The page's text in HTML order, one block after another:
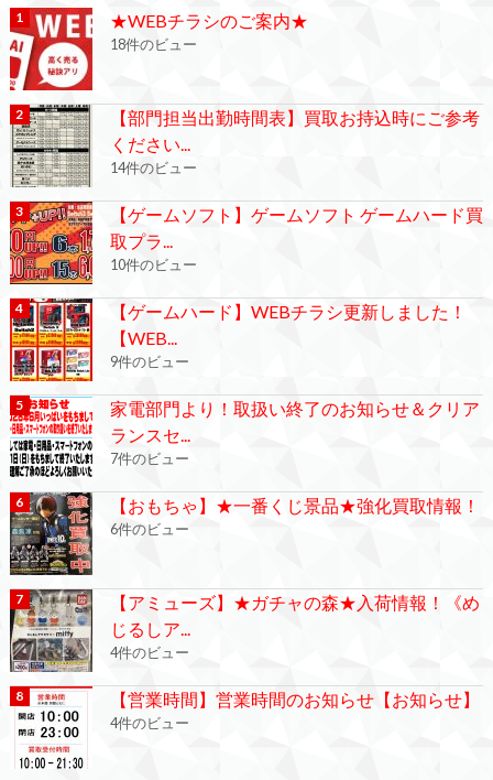
★WEBチラシのご案内★
18件のビュー
【部門担当出勤時間表】買取お持込時にご参考
ください...
14件のビュー
【ゲームソフト】ゲームソフト ゲームハード買
取プラ...
10件のビュー
【ゲームハード】WEBチラシ更新しました！
【WEB...
9件のビュー
家電部門より！取扱い終了のお知らせ＆クリア
ランスセ...
7件のビュー
【おもちゃ】★一番くじ景品★強化買取情報！
6件のビュー
【アミューズ】★ガチャの森★入荷情報！《め
じるしア...
4件のビュー
【営業時間】営業時間のお知らせ【お知らせ】
4件のビュー